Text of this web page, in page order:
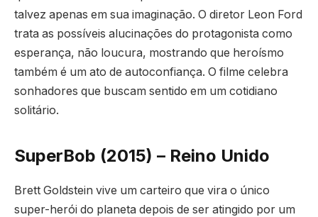
talvez apenas em sua imaginação. O diretor Leon Ford
trata as possíveis alucinações do protagonista como
esperança, não loucura, mostrando que heroísmo
também é um ato de autoconfiança. O filme celebra
sonhadores que buscam sentido em um cotidiano
solitário.
SuperBob (2015) – Reino Unido
Brett Goldstein vive um carteiro que vira o único
super-herói do planeta depois de ser atingido por um